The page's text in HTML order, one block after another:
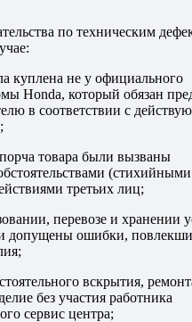
по техническим
куплена не у официального
Honda, который обязан
в соответствии с
товара были вызваны
(стихийными
третьих лиц;
перевозе и хранении
допущены ошибки,
вскрытия,
без участия работника
сервис центра;